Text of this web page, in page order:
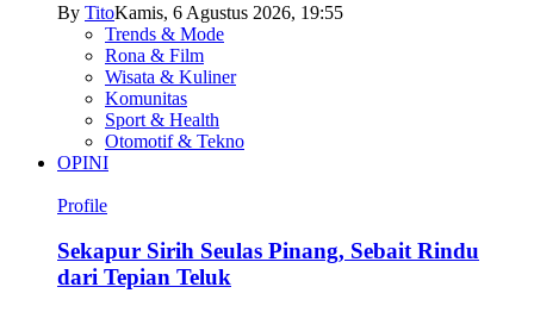
By TitoKamis, 6 Agustus 2026, 19:55
Trends & Mode
Rona & Film
Wisata & Kuliner
Komunitas
Sport & Health
Otomotif & Tekno
OPINI
Profile
Sekapur Sirih Seulas Pinang, Sebait Rindu
dari Tepian Teluk